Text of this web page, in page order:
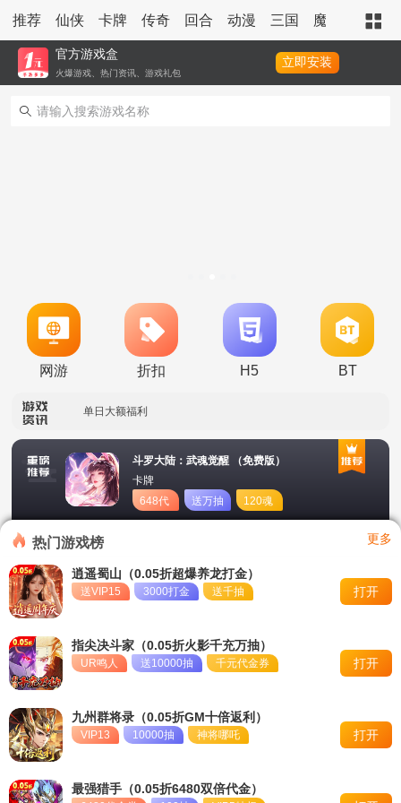
推荐 仙侠 卡牌 传奇 回合 动漫 三国 魔幻 策略
官方游戏盒
火爆游戏、热门资讯、游戏礼包
立即安装
网游 折扣 H5 BT
新区单日助力活动
单日大额福利
单日大额福利
转游活动
冠名活动
单日大额福利
斗罗大陆：武魂觉醒 （免费版）
卡牌
648代
币
送万抽
120魂
币
热门游戏榜 更多
逍遥蜀山（0.05折超爆养龙打金）
送VIP15 3000打金 送千抽 打开
指尖决斗家（0.05折火影千充万抽）
UR鸣人 送10000抽 千元代金券 打开
九州群将录（0.05折GM十倍返利）
VIP13 10000抽 神将哪吒 打开
最强猎手（0.05折6480双倍代金）